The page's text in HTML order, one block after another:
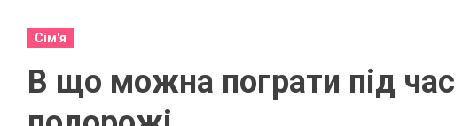
Сім'я
В що можна пограти під час